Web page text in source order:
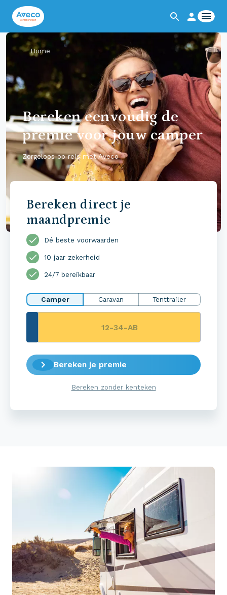
Home
Bereken eenvoudig de
premie voor jouw camper
Zorgeloos op reis met Aveco
Bereken direct je
maandpremie
Dé beste voorwaarden
10 jaar zekerheid
24/7 bereikbaar
Camper Caravan Tenttrailer
Bereken je premie
Bereken zonder kenteken